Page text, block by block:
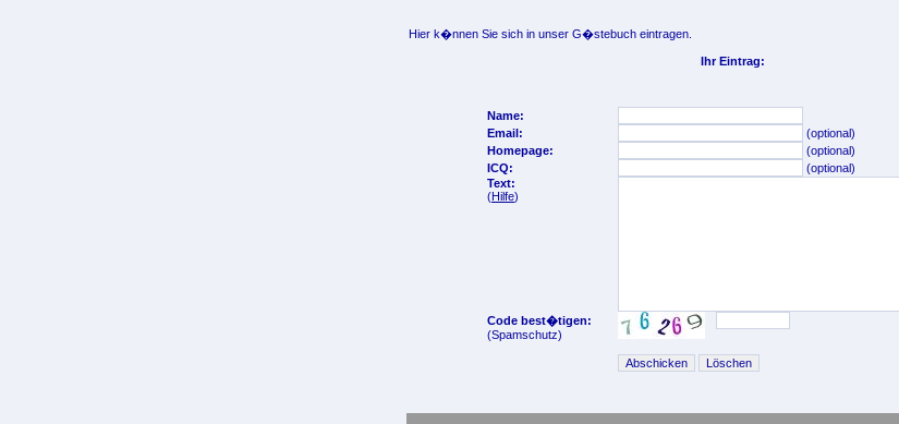
Hier k�nnen Sie sich in unser G�stebuch eintragen.
Ihr Eintrag:
Name:
Email:
(optional)
Homepage:
(optional)
ICQ:
(optional)
Text:
(Hilfe)
Code best�tigen:
(Spamschutz)